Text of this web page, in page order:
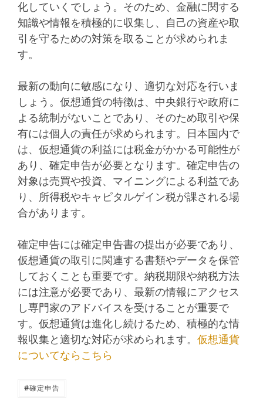
化していくでしょう。そのため、金融に関する
知識や情報を積極的に収集し、自己の資産や取
引を守るための対策を取ることが求められま
す。
最新の動向に敏感になり、適切な対応を行いま
しょう。仮想通貨の特徴は、中央銀行や政府に
よる統制がないことであり、そのため取引や保
有には個人の責任が求められます。日本国内で
は、仮想通貨の利益には税金がかかる可能性が
あり、確定申告が必要となります。確定申告の
対象は売買や投資、マイニングによる利益であ
り、所得税やキャピタルゲイン税が課される場
合があります。
確定申告には確定申告書の提出が必要であり、
仮想通貨の取引に関連する書類やデータを保管
しておくことも重要です。納税期限や納税方法
には注意が必要であり、最新の情報にアクセス
し専門家のアドバイスを受けることが重要で
す。仮想通貨は進化し続けるため、積極的な情
報収集と適切な対応が求められます。 仮想通貨
についてならこちら
#確定申告